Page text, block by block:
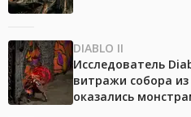
DIABLO II
Исследователь
витражи собора
оказались